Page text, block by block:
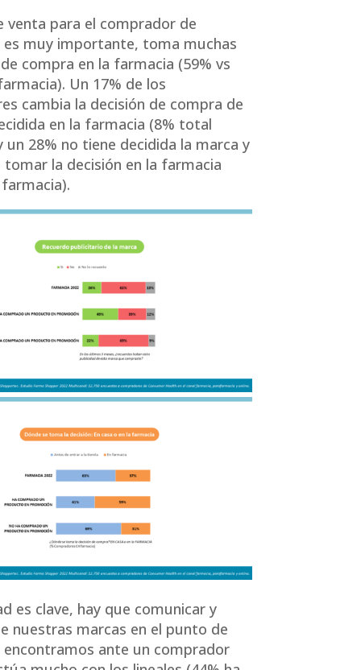
venta para el comprador de
muy importante, toma muchas
compra en la farmacia (59% vs
Un 17% de los
cambia la decisión de compra de
en la farmacia (8% total
un 28% no tiene decidida la marca y
la decisión en la farmacia
es clave, hay que comunicar y
nuestras marcas en el punto de
encontramos ante un comprador